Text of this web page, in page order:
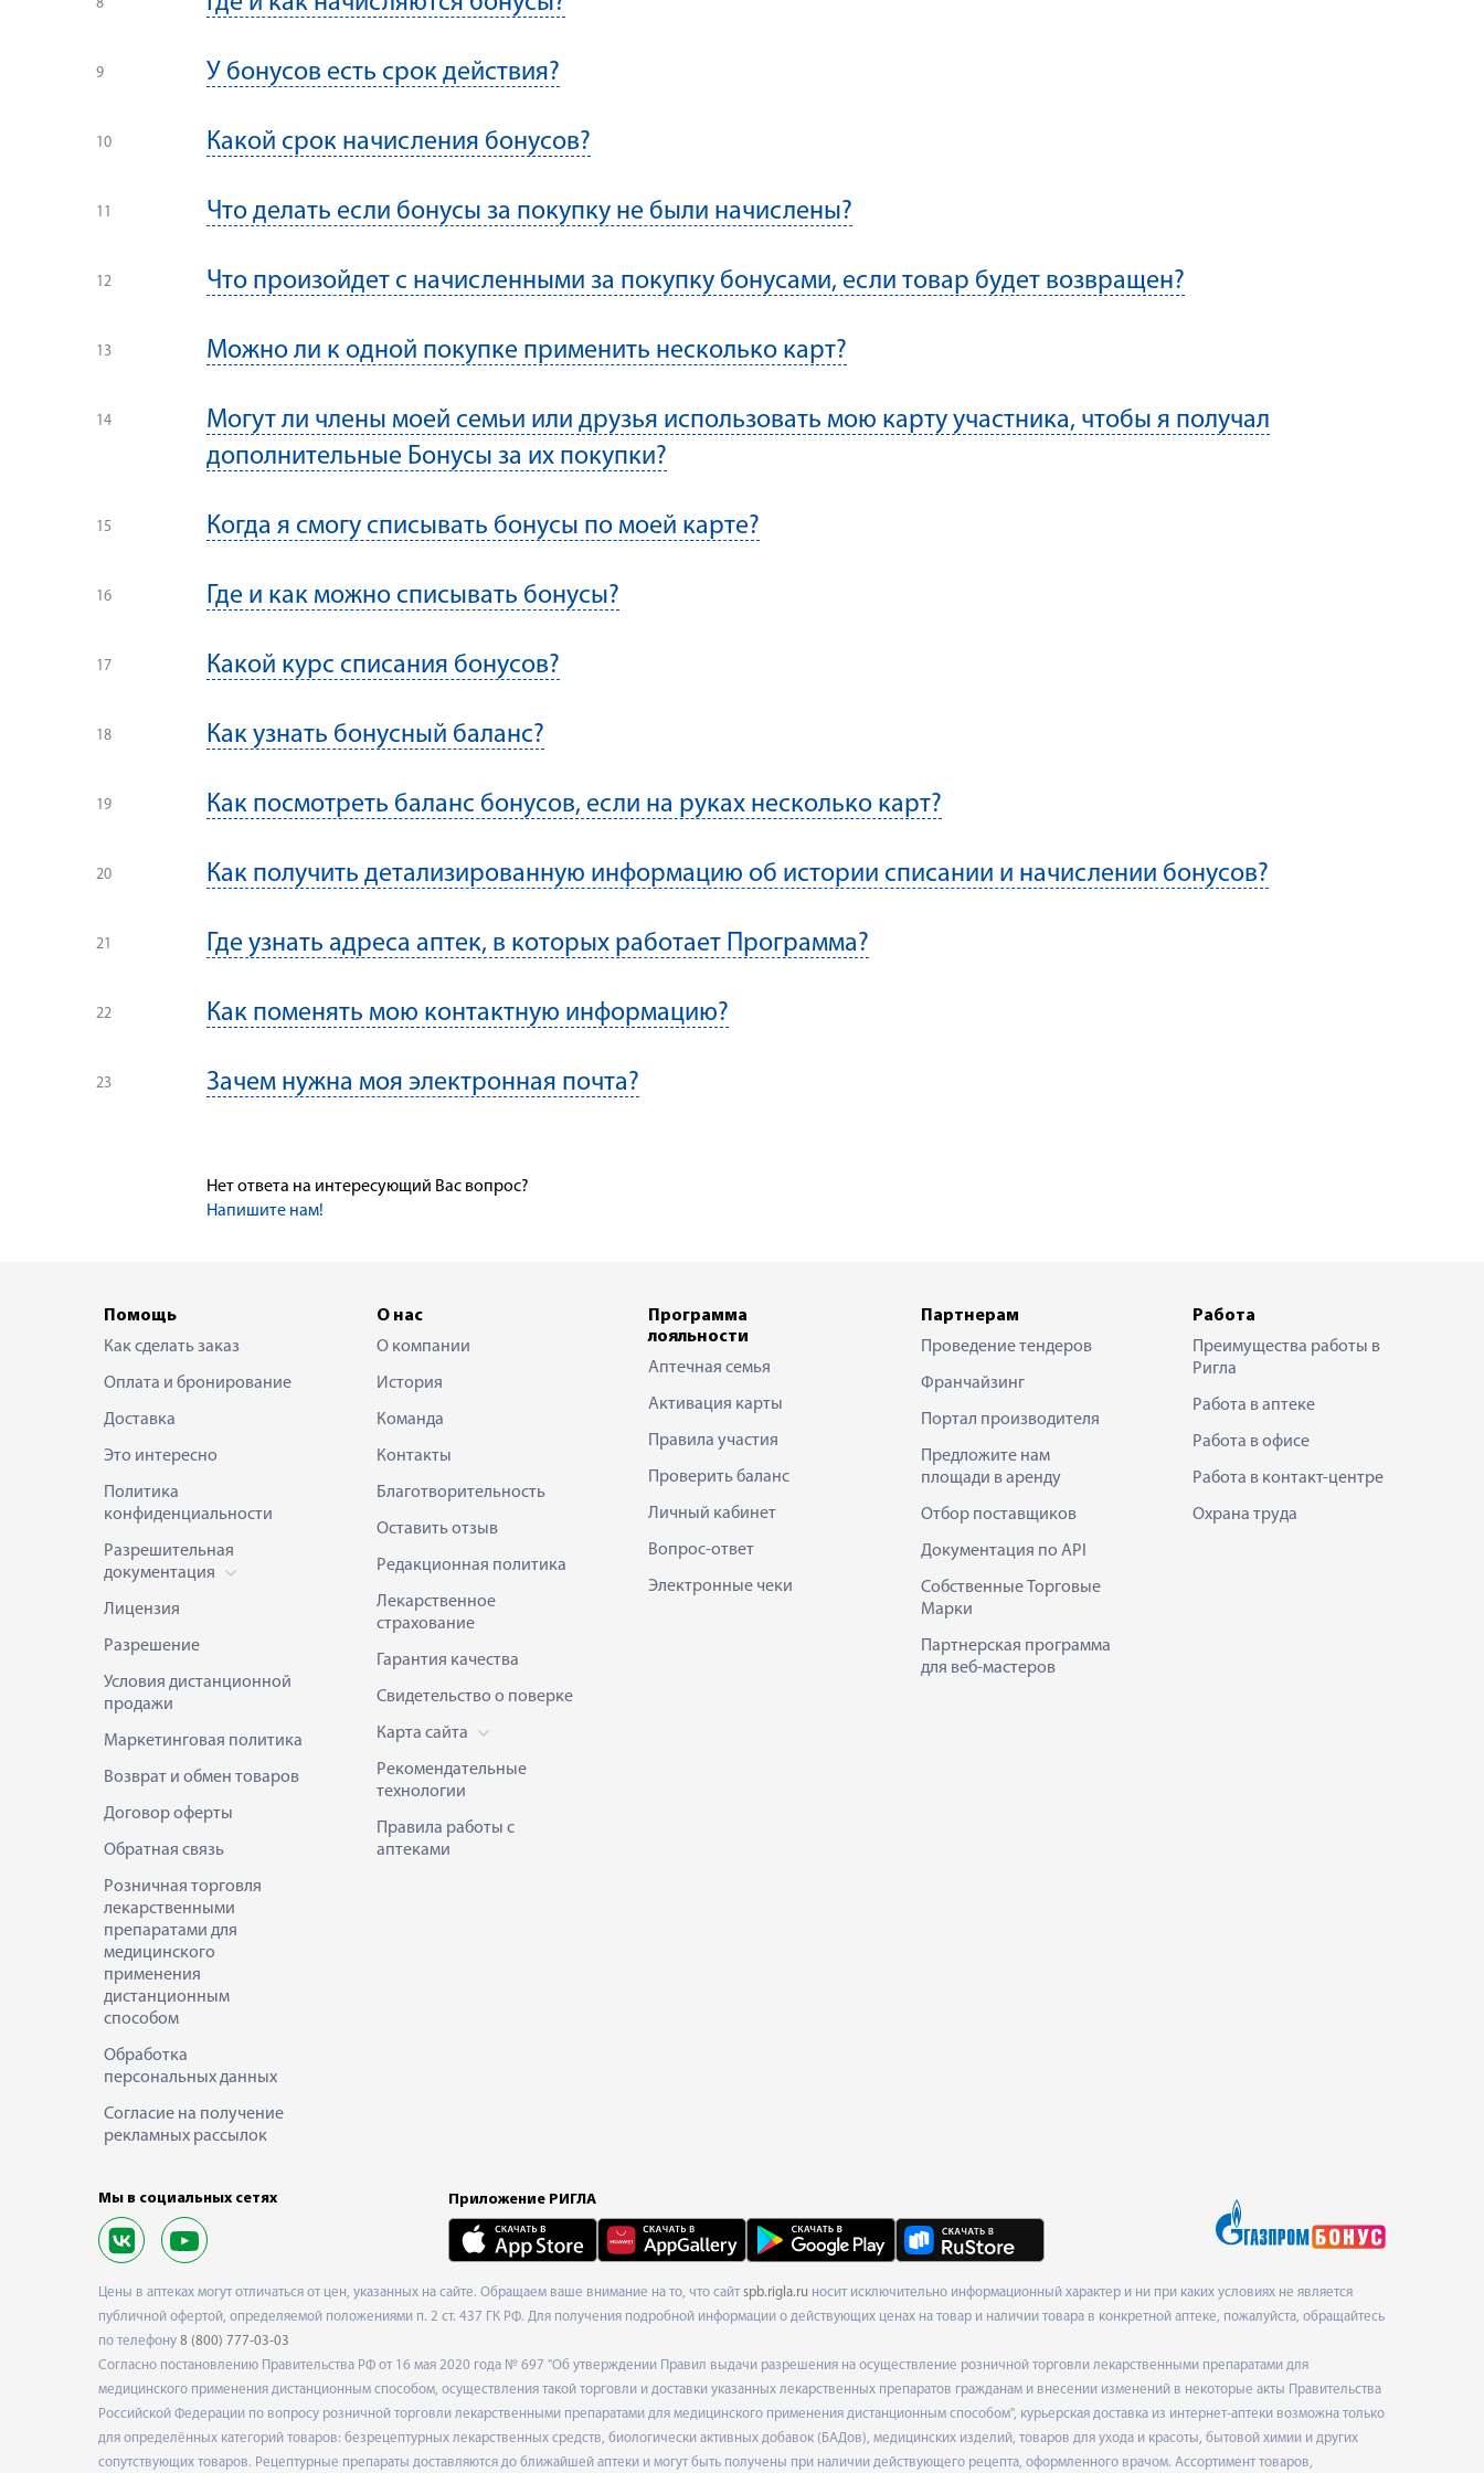
У бонусов есть срок действия?
Какой срок начисления бонусов?
Что делать если бонусы за покупку не были начислены?
Что произойдет с начисленными за покупку бонусами, если товар будет возвращен?
Можно ли к одной покупке применить несколько карт?
Могут ли члены моей семьи или друзья использовать мою карту участника, чтобы я получал
дополнительные Бонусы за их покупки?
Когда я смогу списывать бонусы по моей карте?
Где и как можно списывать бонусы?
Какой курс списания бонусов?
Как узнать бонусный баланс?
Как посмотреть баланс бонусов, если на руках несколько карт?
Как получить детализированную информацию об истории списании и начислении бонусов?
Где узнать адреса аптек, в которых работает Программа?
Как поменять мою контактную информацию?
Зачем нужна моя электронная почта?
Нет ответа на интересующий Вас вопрос?
Напишите нам!
Помощь
Как сделать заказ
Оплата и бронирование
Доставка
Это интересно
Политика
конфиденциальности
Разрешительная
документация
Лицензия
Разрешение
Условия дистанционной
продажи
Маркетинговая политика
Возврат и обмен товаров
Договор оферты
Обратная связь
Розничная торговля
лекарственными
препаратами для
медицинского
применения
дистанционным
способом
Обработка
персональных данных
Согласие на получение
рекламных рассылок
О нас
О компании
История
Команда
Контакты
Благотворительность
Оставить отзыв
Редакционная политика
Лекарственное
страхование
Гарантия качества
Свидетельство о поверке
Карта сайта
Рекомендательные
технологии
Правила работы с
аптеками
Программа
лояльности
Аптечная семья
Активация карты
Правила участия
Проверить баланс
Личный кабинет
Вопрос-ответ
Электронные чеки
Партнерам
Проведение тендеров
Франчайзинг
Портал производителя
Предложите нам
площади в аренду
Отбор поставщиков
Документация по API
Собственные Торговые
Марки
Партнерская программа
для веб-мастеров
Работа
Преимущества работы в
Ригла
Работа в аптеке
Работа в офисе
Работа в контакт-центре
Охрана труда
Мы в социальных сетях Приложение РИГЛА
Цены в аптеках могут отличаться от цен, указанных на сайте. Обращаем ваше внимание на то, что сайт spb.rigla.ru носит исключительно информационный характер и ни при каких условиях не является
публичной офертой, определяемой положениями п. 2 ст. 437 ГК РФ. Для получения подробной информации о действующих ценах на товар и наличии товара в конкретной аптеке, пожалуйста, обращайтесь
по телефону 8 (800) 777-03-03
Согласно постановлению Правительства РФ от 16 мая 2020 года № 697 "Об утверждении Правил выдачи разрешения на осуществление розничной торговли лекарственными препаратами для
медицинского применения дистанционным способом, осуществления такой торговли и доставки указанных лекарственных препаратов гражданам и внесении изменений в некоторые акты Правительства
Российской Федерации по вопросу розничной торговли лекарственными препаратами для медицинского применения дистанционным способом", курьерская доставка из интернет-аптеки возможна только
для определённых категорий товаров: безрецептурных лекарственных средств, биологически активных добавок (БАДов), медицинских изделий, товаров для ухода и красоты, бытовой химии и других
сопутствующих товаров. Рецептурные препараты доставляются до ближайшей аптеки и могут быть получены при наличии действующего рецепта, оформленного врачом. Ассортимент товаров,